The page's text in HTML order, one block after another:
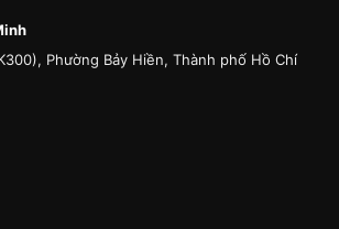
Phường Bảy Hiền, Thành phố Hồ Chí